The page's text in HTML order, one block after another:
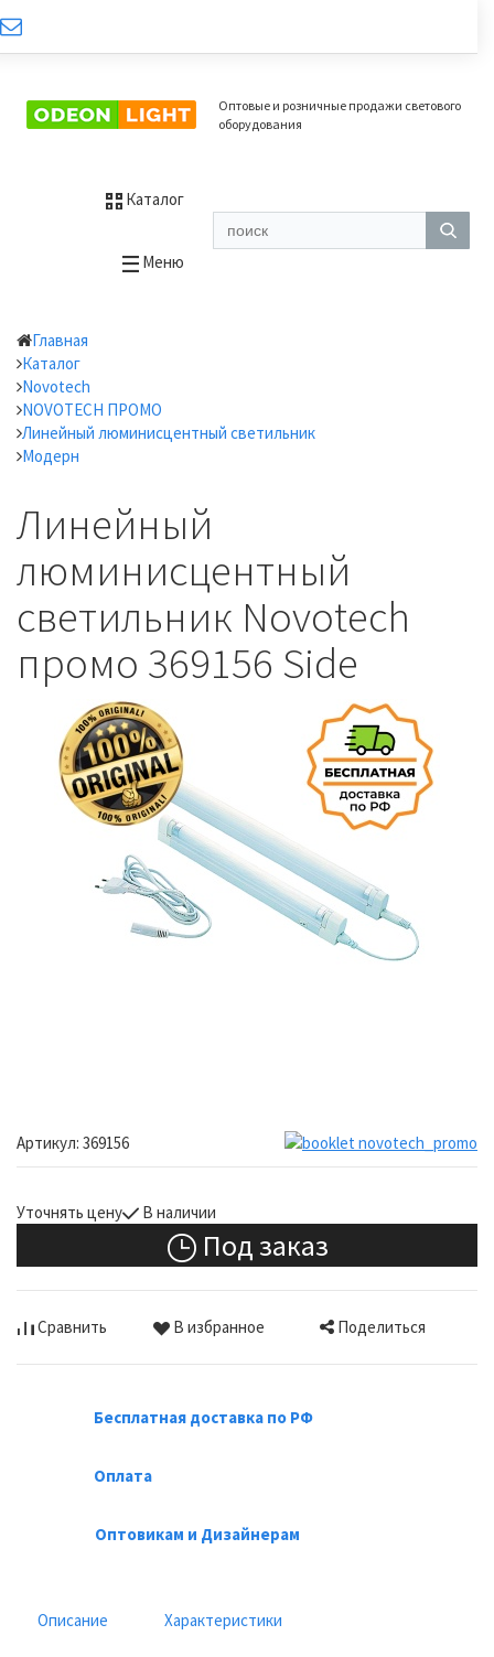
Оптовые и розничные продажи светового
оборудования
Каталог
Меню
Главная
Каталог
Novotech
NOVOTECH ПРОМО
Линейный люминисцентный светильник
Модерн
Линейный
люминисцентный
светильник Novotech
промо 369156 Side
Артикул: 369156
Уточнять цену В наличии
Под заказ
Сравнить В избранное Поделиться
Бесплатная доставка по РФ
Оплата
Оптовикам и Дизайнерам
Описание Характеристики